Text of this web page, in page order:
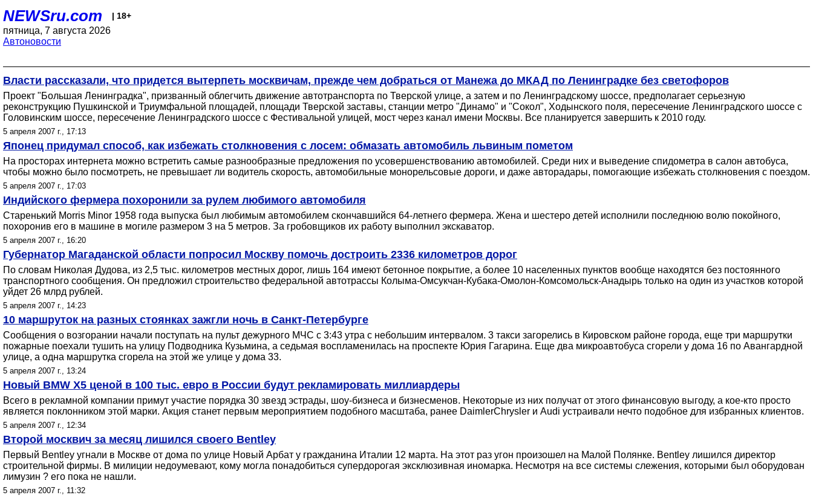
NEWSru.com | 18+
пятница, 7 августа 2026
Автоновости
Власти рассказали, что придется вытерпеть москвичам, прежде чем добраться от Манежа до МКАД по Ленинградке без светофоров
Проект "Большая Ленинградка", призванный облегчить движение автотранспорта по Тверской улице, а затем и по Ленинградскому шоссе, предполагает серьезную
реконструкцию Пушкинской и Триумфальной площадей, площади Тверской заставы, станции метро "Динамо" и "Сокол", Ходынского поля, пересечение Ленинградского шоссе с
Головинским шоссе, пересечение Ленинградского шоссе с Фестивальной улицей, мост через канал имени Москвы. Все планируется завершить к 2010 году.
5 апреля 2007 г., 17:13
Японец придумал способ, как избежать столкновения с лосем: обмазать автомобиль львиным пометом
На просторах интернета можно встретить самые разнообразные предложения по усовершенствованию автомобилей. Среди них и выведение спидометра в салон автобуса,
чтобы можно было посмотреть, не превышает ли водитель скорость, автомобильные монорельсовые дороги, и даже авторадары, помогающие избежать столкновения с поездом.
5 апреля 2007 г., 17:03
Индийского фермера похоронили за рулем любимого автомобиля
Старенький Morris Minor 1958 года выпуска был любимым автомобилем скончавшийся 64-летнего фермера. Жена и шестеро детей исполнили последнюю волю покойного,
похоронив его в машине в могиле размером 3 на 5 метров. За гробовщиков их работу выполнил экскаватор.
5 апреля 2007 г., 16:20
Губернатор Магаданской области попросил Москву помочь достроить 2336 километров дорог
По словам Николая Дудова, из 2,5 тыс. километров местных дорог, лишь 164 имеют бетонное покрытие, а более 10 населенных пунктов вообще находятся без постоянного
транспортного сообщения. Он предложил строительство федеральной автотрассы Колыма-Омсукчан-Кубака-Омолон-Комсомольск-Анадырь только на один из участков которой
уйдет 26 млрд рублей.
5 апреля 2007 г., 14:23
10 маршруток на разных стоянках зажгли ночь в Санкт-Петербурге
Сообщения о возгорании начали поступать на пульт дежурного МЧС с 3:43 утра с небольшим интервалом. 3 такси загорелись в Кировском районе города, еще три маршрутки
пожарные поехали тушить на улицу Подводника Кузьмина, а седьмая воспламенилась на проспекте Юрия Гагарина. Еще два микроавтобуса сгорели у дома 16 по Авангардной
улице, а одна маршрутка сгорела на этой же улице у дома 33.
5 апреля 2007 г., 13:24
Новый BMW X5 ценой в 100 тыс. евро в России будут рекламировать миллиардеры
Всего в рекламной компании примут участие порядка 30 звезд эстрады, шоу-бизнеса и бизнесменов. Некоторые из них получат от этого финансовую выгоду, а кое-кто просто
является поклонником этой марки. Акция станет первым мероприятием подобного масштаба, ранее DaimlerChrysler и Audi устраивали нечто подобное для избранных клиентов.
5 апреля 2007 г., 12:34
Второй москвич за месяц лишился своего Bentley
Первый Bentley угнали в Москве от дома по улице Новый Арбат у гражданина Италии 12 марта. На этот раз угон произошел на Малой Полянке. Bentley лишился директор
строительной фирмы. В милиции недоумевают, кому могла понадобиться супердорогая эксклюзивная иномарка. Несмотря на все системы слежения, которыми был оборудован
лимузин ? его пока не нашли.
5 апреля 2007 г., 11:32